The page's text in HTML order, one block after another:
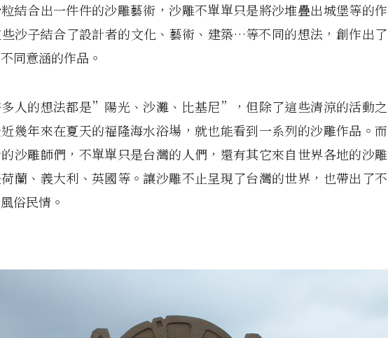
結合出一件件的沙雕藝術，沙雕不單單只是將沙堆疊出城堡等的作
沙子結合了設計者的文化、藝術、建築…等不同的想法，創作出了
同意涵的作品。
人的想法都是”陽光、沙灘、比基尼”，但除了這些清涼的活動之
幾年來在夏天的福隆海水浴場，就也能看到一系列的沙雕作品。而
沙雕師們，不單單只是台灣的人們，還有其它來自世界各地的沙雕
蘭、義大利、英國等。讓沙雕不止呈現了台灣的世界，也帶出了不
俗民情。